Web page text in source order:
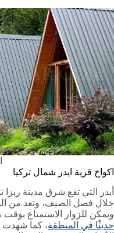
اكواخ قرية ايدر شمال تركيا
أيدر التي تقع شرق مدينة ريزا
خلال فصل الصيف، وتعد من
ويمكن للزوار الاستمتاع
حديثًا في المنطقة